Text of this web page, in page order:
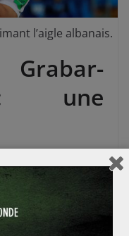
l’aigle albanais.
: une
de ce mondial a
dans un scandale
aura vécu une